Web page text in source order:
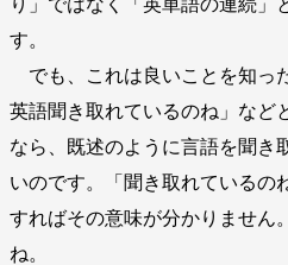
り」ではなく「英単語の連続」
す。
でも、これは良いことを知っ
英語聞き取れているのね」など
なら、既述のように言語を聞き
いのです。「聞き取れているの
すればその意味が分かりません
ね。